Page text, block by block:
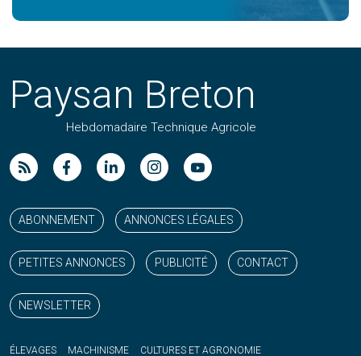
Paysan Breton
Hebdomadaire Technique Agricole
ABONNEMENT ANNONCES LÉGALES
PETITES ANNONCES PUBLICITÉ CONTACT
NEWSLETTER
ÉLEVAGES MACHINISME CULTURES ET AGRONOMIE